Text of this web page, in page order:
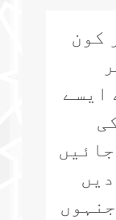
کون
ایسے